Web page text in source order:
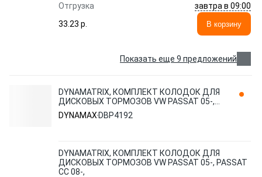
Отгрузка
завтра в 09:00
33.23 p.
В корзину
Показать еще 9 предложений
DYNAMATRIX, КОМПЛЕКТ КОЛОДОК ДЛЯ
ДИСКОВЫХ ТОРМОЗОВ VW PASSAT 05-,
PASSAT CC 08-, DBP4192 DYNAMAX
DYNAMAX DBP4192
DYNAMATRIX, КОМПЛЕКТ КОЛОДОК ДЛЯ
ДИСКОВЫХ ТОРМОЗОВ VW PASSAT 05-, PASSAT
CC 08-,